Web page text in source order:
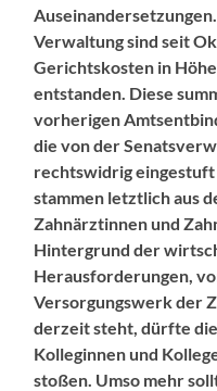
Verwaltung sind seit
Gerichtskosten in
entstanden. Diese
vorherigen
die von der
rechtswidrig
stammen letztlich aus
Zahnärztinnen und
Hintergrund der
Herausforderungen,
Versorgungswerk der
derzeit steht, dürfte
Kolleginnen und
stoßen. Umso mehr